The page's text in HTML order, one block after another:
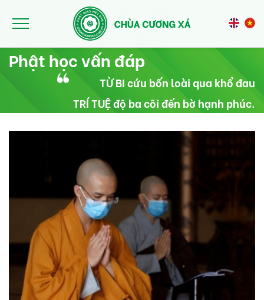
Phật học vấn đáp
TỪ BI cứu bốn loài qua khổ đau
TRÍ TUỆ độ ba cõi đến bờ hạnh phúc.